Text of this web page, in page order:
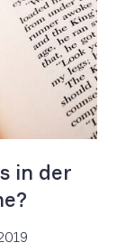
in der